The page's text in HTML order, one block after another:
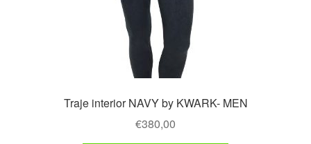
Traje interior NAVY by KWARK- MEN
€380,00